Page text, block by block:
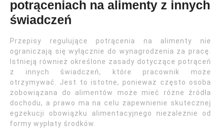
potrąceniach na alimenty z innych
świadczeń
Przepisy regulujące potrącenia na alimenty nie
ograniczają się wyłącznie do wynagrodzenia za pracę.
Istnieją również określone zasady dotyczące potrąceń
z innych świadczeń, które pracownik może
otrzymywać. Jest to istotne, ponieważ często osoba
zobowiązana do alimentów może mieć różne źródła
dochodu, a prawo ma na celu zapewnienie skutecznej
egzekucji obowiązku alimentacyjnego niezależnie od
formy wypłaty środków.